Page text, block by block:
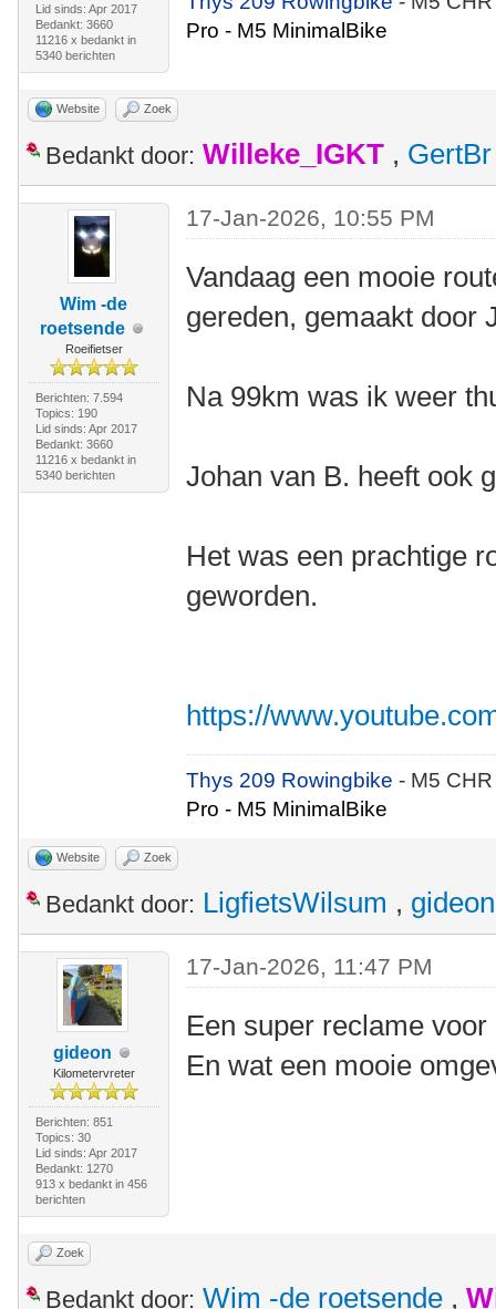
Lid sinds: Apr 2017
Bedankt: 3660
11216 x bedankt in
5340 berichten
Pro - M5 MinimalBike
Website Zoek
Bedankt door: Willeke_IGKT , GertBr
Wim -de
roetsende
Roeifietser
Berichten: 7.594
Topics: 190
Lid sinds: Apr 2017
Bedankt: 3660
11216 x bedankt in
5340 berichten
17-Jan-2026, 10:55 PM
Vandaag een mooie
gereden, gemaakt door
Na 99km was ik weer
Johan van B. heeft ook
Het was een prachtige
geworden.
https://
Thys 209 Rowingbike- M5
Pro - M5 MinimalBike
Website Zoek
Bedankt door: LigfietsWilsum , gideon
gideon
Kilometervreter
Berichten: 851
Topics: 30
Lid sinds: Apr 2017
Bedankt: 1270
913 x bedankt in 456
berichten
17-Jan-2026, 11:47 PM
Een super reclame
En wat een mooie
Zoek
Bedankt door: Wim -de roetsende ,